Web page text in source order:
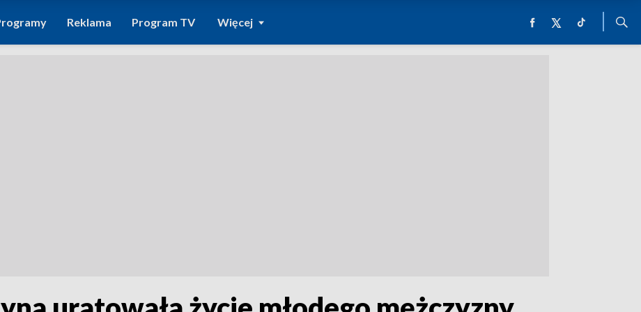
Reklama Program TV Więcej